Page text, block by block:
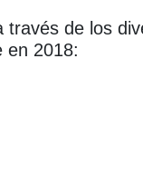
través de los
en 2018: